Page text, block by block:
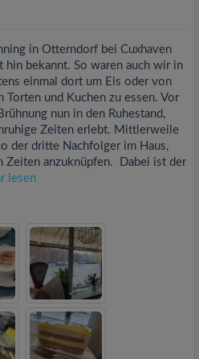
in Otterndorf bei Cuxhaven
bekannt. So waren auch wir in
einmal dort um Eis oder von
Torten und Kuchen zu essen. Vor
nun in den Ruhestand,
Zeiten erlebt. Mittlerweile
der dritte Nachfolger im Haus,
Zeiten anzuknüpfen. Dabei ist der
lesen